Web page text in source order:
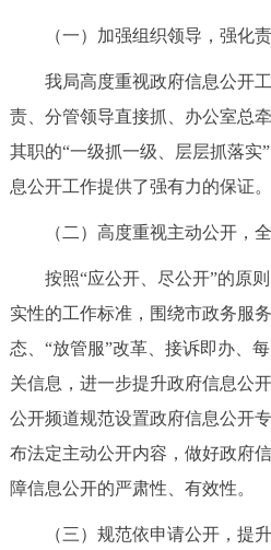
便民服务 利企服
阳光政务
政民互动
参与调查 在线访谈
北京概况 十六区概
绿色北京 图说北
（一）加强组织领导，强化
我局高度重视政府信息公开工
责、分管领导直接抓、办公室总
其职的“一级抓一级、层层抓落实
息公开工作提供了强有力的保证。
（二）高度重视主动公开，全
按照“应公开、尽公开”的原则
实性的工作标准，围绕市政务服
态、“放管服”改革、接诉即办、
关信息，进一步提升政府信息公
公开频道规范设置政府信息公开
布法定主动公开内容，做好政府
障信息公开的严肃性、有效性。
（三）规范依申请公开，提升